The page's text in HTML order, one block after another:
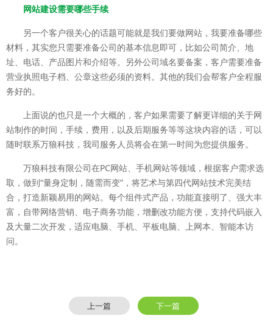
网站建设需要哪些手续
另一个客户很关心的话题可能就是我们要做网站，我要准备哪些
材料，其实您只需要准备公司的基本信息即可，比如公司简介、地
址、电话、产品图片和介绍等。另外公司域名要备案，客户需要准备
营业执照电子档、公章这些必须的资料。其他的我们会帮客户全程服
务好的。
上面说的也只是一个大概的，客户如果需要了解更详细的关于网
站制作的时间，手续，费用，以及后期服务等等这块内容的话，可以
随时联系万狼科技，我司服务人员将会在第一时间为您提供服务。
万狼科技有限公司在PC网站、手机网站等领域，根据客户需求选
取，做到“量身定制，随需而变”，将艺术与第四代网站技术完美结
合，打造新颖易用的网站。每个组件式产品，功能直接明了、强大丰
富，自带网络营销、电子商务功能，增删改功能方便，支持代码嵌入
及大量二次开发，适应电脑、手机、平板电脑、上网本、智能本访
问。
上一篇 下一篇